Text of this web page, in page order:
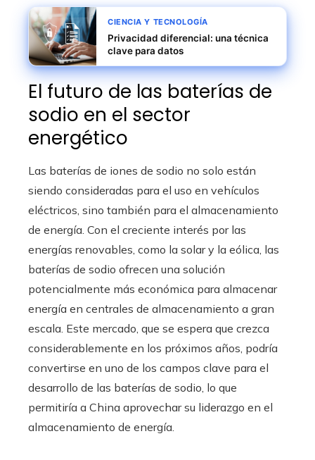
CIENCIA Y TECNOLOGÍA
Privacidad diferencial: una técnica
clave para datos
El futuro de las baterías de
sodio en el sector
energético
Las baterías de iones de sodio no solo están
siendo consideradas para el uso en vehículos
eléctricos, sino también para el almacenamiento
de energía. Con el creciente interés por las
energías renovables, como la solar y la eólica, las
baterías de sodio ofrecen una solución
potencialmente más económica para almacenar
energía en centrales de almacenamiento a gran
escala. Este mercado, que se espera que crezca
considerablemente en los próximos años, podría
convertirse en uno de los campos clave para el
desarrollo de las baterías de sodio, lo que
permitiría a China aprovechar su liderazgo en el
almacenamiento de energía.